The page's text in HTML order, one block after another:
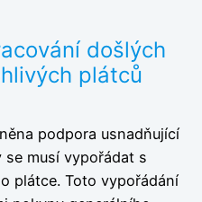
došlých
plátců
podpora usnadňující
musí vypořádat s
plátce. Toto vypořádání